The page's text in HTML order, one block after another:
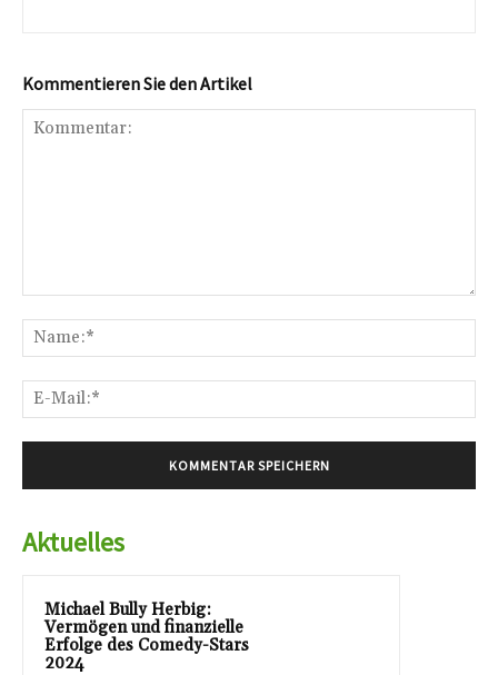
Kommentieren Sie den Artikel
Aktuelles
Michael Bully Herbig:
Vermögen und finanzielle
Erfolge des Comedy-Stars
2024